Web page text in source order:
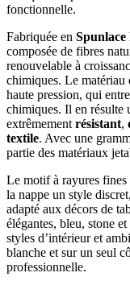
fonctionnelle.
Fabriquée en
composée de fibres
renouvelable à
chimiques. Le matériau
haute pression, qui
chimiques. Il en résulte
extrêmement résistant,
textile. Avec une
partie des matériaux
Le motif à rayures fines
la nappe un style
adapté aux décors de
élégantes, bleu, stone
styles d’intérieur et
blanche et sur un seul
professionnelle.